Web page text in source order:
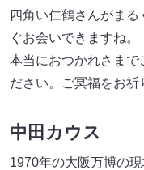
四角い仁鶴さんがま
ぐお会いできますね。
本当におつかれさまで
ださい。ご冥福をお祈
中田カウス
1970年の大阪万博の